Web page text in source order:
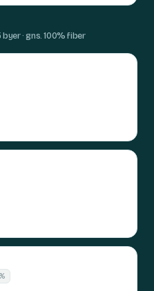
byer · gns. 100% fiber